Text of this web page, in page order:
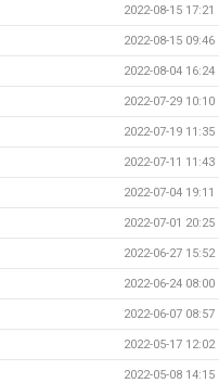
2022-08-15 17:21
2022-08-15 09:46
2022-08-04 16:24
2022-07-29 10:10
2022-07-19 11:35
2022-07-11 11:43
2022-07-04 19:11
2022-07-01 20:25
2022-06-27 15:52
2022-06-24 08:00
2022-06-07 08:57
2022-05-17 12:02
2022-05-08 14:15